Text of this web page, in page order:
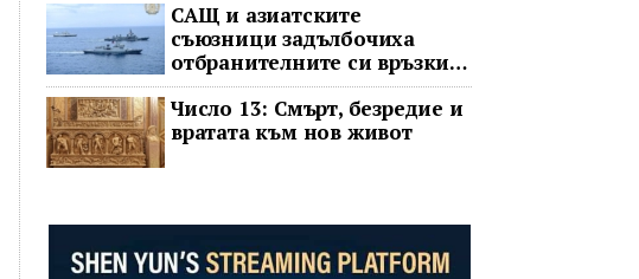
САЩ и азиатските
съюзници задълбочиха
отбранителните си връзки
срещу Китай
Число 13: Смърт, безредие и
вратата към нов живот